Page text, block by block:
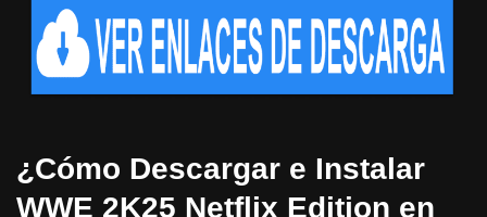
¿Cómo Descargar e Instalar
WWE 2K25 Netflix Edition en